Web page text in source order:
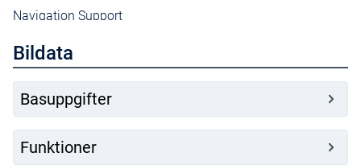
Navigation Support
Emergency Stop Assist
Dragkrok helautomatisk
Bildata
Basuppgifter
Funktioner